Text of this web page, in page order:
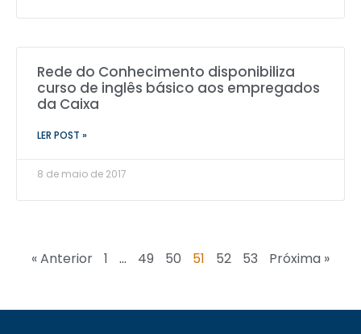
Rede do Conhecimento disponibiliza
curso de inglês básico aos empregados
da Caixa
LER POST »
8 de maio de 2017
« Anterior 1 … 49 50 51 52 53 Próxima »